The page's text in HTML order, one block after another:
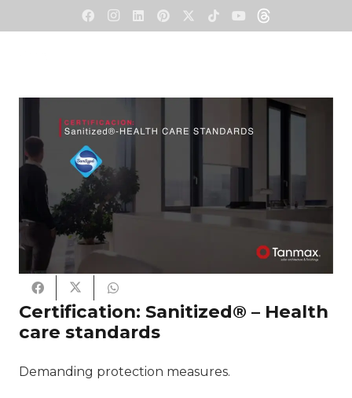
Certification: Sanitized® – Health
care standards
Demanding protection measures.